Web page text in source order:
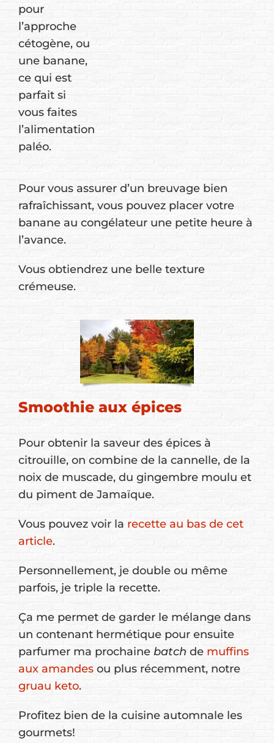
pour
l’approche
cétogène, ou
une banane,
ce qui est
parfait si
vous faites
l’alimentation
paléo.
Pour vous assurer d’un breuvage bien
rafraîchissant, vous pouvez placer votre
banane au congélateur une petite heure à
l’avance.
Vous obtiendrez une belle texture
crémeuse.
Smoothie aux épices
Pour obtenir la saveur des épices à
citrouille, on combine de la cannelle, de la
noix de muscade, du gingembre moulu et
du piment de Jamaïque.
Vous pouvez voir la recette au bas de cet
article.
Personnellement, je double ou même
parfois, je triple la recette.
Ça me permet de garder le mélange dans
un contenant hermétique pour ensuite
parfumer ma prochaine batch de muffins
aux amandesou plus récemment, notre
gruau keto.
Profitez bien de la cuisine automnale les
gourmets!